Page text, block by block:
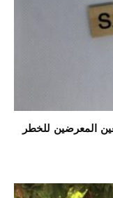
المعرضين للخطر